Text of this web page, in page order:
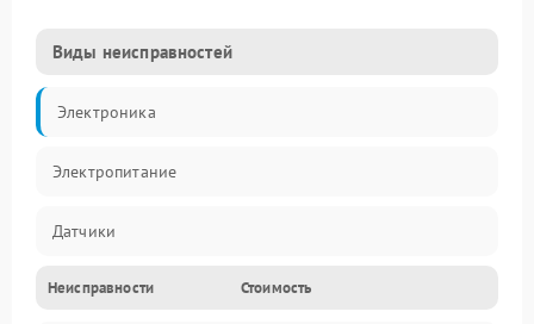
Виды неисправностей
Электроника
Электропитание
Датчики
Дисплей
Неисправности Стоимость